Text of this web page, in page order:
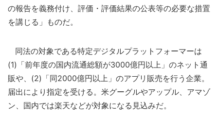
の報告を義務付け、評価・評価結果の公表等の必要な措置
を講じる」ものだ。
同法の対象である特定デジタルプラットフォーマーは
(1)「前年度の国内流通総額が3000億円以上」のネット通
販や、(2)「同2000億円以上」のアプリ販売を行う企業。
届出により指定を受ける。米グーグルやアップル、アマゾ
ン、国内では楽天などが対象になる見込みだ。